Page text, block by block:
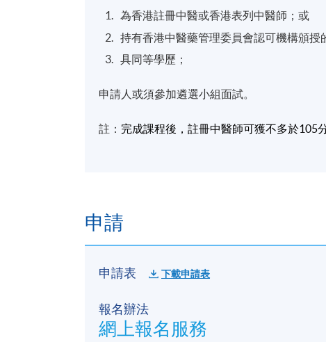
為香港註冊中醫或香港表列中醫師；或
持有香港中醫藥管理委員會認可機構頒授
具同等學歷；
申請人或須參加遴選小組面試。
註： 完成課程後，註冊中醫師可獲不多於105
申請
申請表 下載申請表
報名辦法
網上報名服務